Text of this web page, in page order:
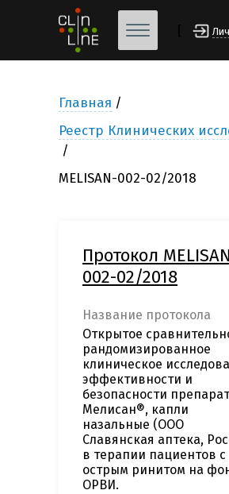
Главная
Реестр Клинических
MELISAN-002-02/2018
Протокол
002-02/2018
Название протокола
Открытое
рандомизированное
клиническое
эффективности и
безопасности
Мелисан®, капли
назальные (ООО
Славянская аптека,
в терапии пациентов с
острым ринитом на
ОРВИ.